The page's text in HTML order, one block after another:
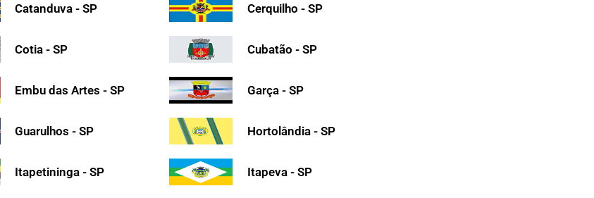
Catanduva - SP Cerquilho - SP
Cotia - SP Cubatão - SP
Embu das Artes - SP Garça - SP
Guarulhos - SP Hortolândia - SP
Itapetininga - SP Itapeva - SP